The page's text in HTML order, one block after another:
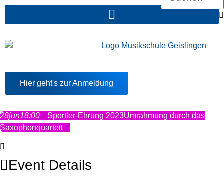
Hier geht's zur Anmeldung
28jun18:00 Sportler-Ehrung 2023Umrahmung durch das
Saxophonquartett
Event Details